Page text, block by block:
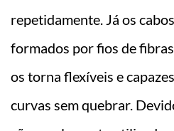
repetidamente. Já os
formados por fios de
os torna flexíveis e
curvas sem quebrar.